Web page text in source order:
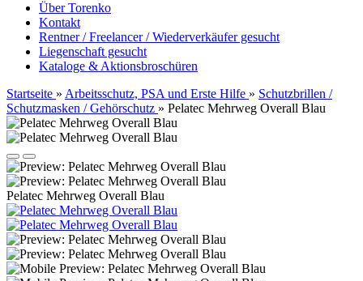
Über Torenko
Kontakt
Rentner / Freelancer / Wiederverkäufer gesucht
Liegenschaft gesucht
Kataloge & Aktionsbroschüren
Startseite » Arbeitsschutz, PSA und Erste Hilfe » Schutzbrillen /
Schutzmasken / Gehörschutz » Pelatec Mehrweg Overall Blau
Pelatec Mehrweg Overall Blau